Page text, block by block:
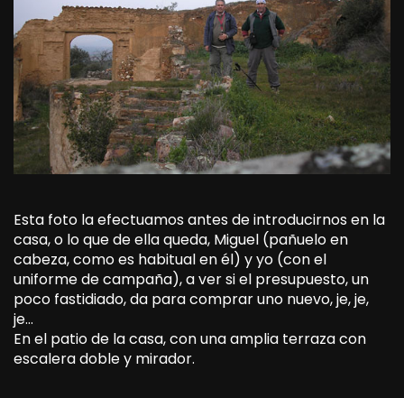
Esta foto la efectuamos antes de introducirnos en la
casa, o lo que de ella queda, Miguel (pañuelo en
cabeza, como es habitual en él) y yo (con el
uniforme de campaña), a ver si el presupuesto, un
poco fastidiado, da para comprar uno nuevo, je, je,
je…
En el patio de la casa, con una amplia terraza con
escalera doble y mirador.